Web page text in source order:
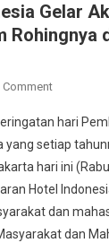
Gelar
Rohingnya
CommentOn
Indonesia
Gelar
Aksi
Solidaritas
Muslim
Rohingnya
hari
yang setiap
hari ini
Hotel
dan
dan